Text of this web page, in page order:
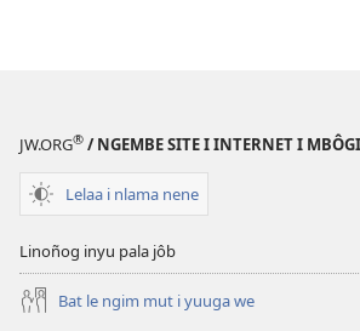
JW.ORG® / NGEMBE SITE I INTERNET I
Lelaa i nlama nene
Linoñog inyu pala jôb
Bat le ngim mut i yuuga we